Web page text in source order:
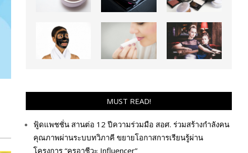
MUST READ!
ฟู้ดแพชชั่น สานต่อ 12 ปีความร่วมมือ สอศ. ร่วมสร้างกำลังคน
คุณภาพผ่านระบบทวิภาคี ขยายโอกาสการเรียนรู้ผ่าน
โครงการ “ครูอาชีวะ Influencer”